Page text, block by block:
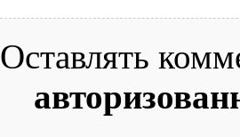
Оставлять